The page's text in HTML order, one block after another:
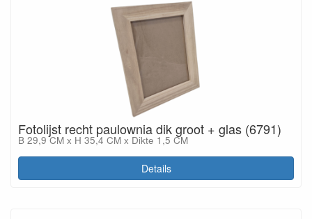
Fotolijst recht paulownia dik groot + glas (6791)
B 29,9 CM x H 35,4 CM x Dikte 1,5 CM
Details